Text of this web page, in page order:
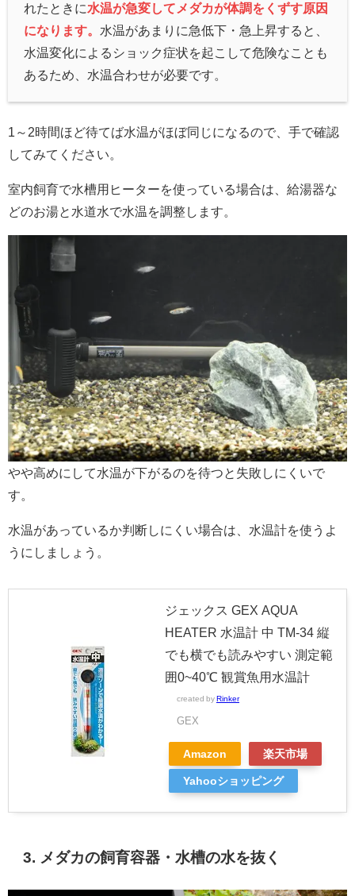
れたときに水温が急変してメダカが体調をくずす原因
になります。 水温があまりに急低下・急上昇すると、
水温変化によるショック症状を起こして危険なことも
あるため、水温合わせが必要です。
1～2時間ほど待てば水温がほぼ同じになるので、手で確認
してみてください。
室内飼育で水槽用ヒーターを使っている場合は、給湯器な
どのお湯と水道水で水温を調整します。
やや高めにして水温が下がるのを待つと失敗しにくいで
す。
水温があっているか判断しにくい場合は、水温計を使うよ
うにしましょう。
ジェックス GEX AQUA
HEATER 水温計 中 TM-34 縦
でも横でも読みやすい 測定範
囲0~40℃ 観賞魚用水温計
created by Rinker
GEX
Amazon 楽天市場
Yahooショッピング
3. メダカの飼育容器・水槽の水を抜く